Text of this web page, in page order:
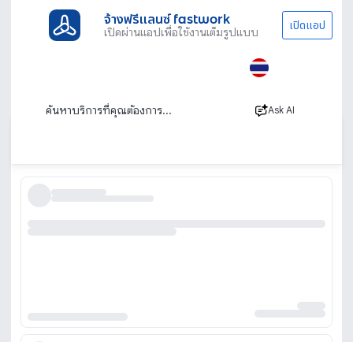
จ้างฟรีแลนซ์ fastwork
เปิดผ่านแอปเพื่อใช้งานเต็มรูปแบบ เปิดแอป
Ask AI
จดทะเบียนการค้า
รับจดทะเบียนเครื่องหมายการค้า จดทะเบียนการ
ค้า ทะเบียนพาณิชย์ บุคคลธรรมดา